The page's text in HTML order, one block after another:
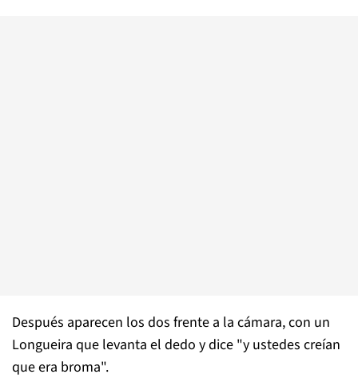
Después aparecen los dos frente a la cámara, con un
Longueira que levanta el dedo y dice "y ustedes creían
que era broma".